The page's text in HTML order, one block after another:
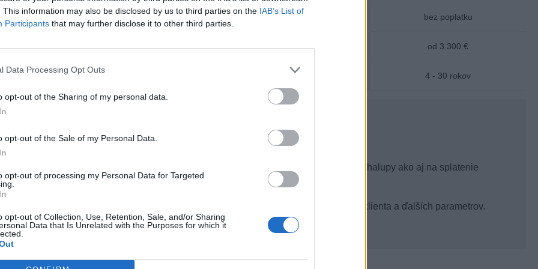
This information may also be disclosed by us to third parties on the IAB’s List of
Participants that may further disclose it to other third parties.
Data Processing Opt Outs
opt-out of the Sharing of my personal data.
opt-out of the Sale of my Personal Data.
opt-out of processing my Personal Data for Targeted
opt-out of Collection, Use, Retention, Sale, and/or Sharing
Data that Is Unrelated with the Purposes for which it
Vstupný poplatok: bez poplatku
Výška úveru: od 3 300 €
4 - 30 rokov
úver, ktorý môžete použiť na kúpu, rekonštrukciu alebo údržbu domu, bytu alebo chalupy ako aj na splatenie
poskytnutého na účely investície do nehnuteľnosti.
výška úroku sa môže zmeniť v závislosti od dĺžky úveru, poskytnutej sumy, bonity klienta a ďalších parametrov.